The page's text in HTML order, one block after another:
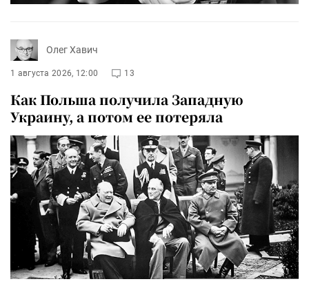
Олег Хавич
1 августа 2026, 12:00 13
Как Польша получила Западную
Украину, а потом ее потеряла